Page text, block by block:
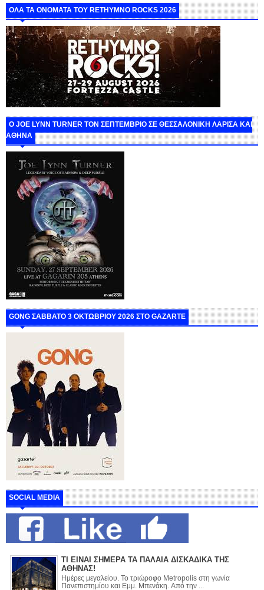
ΟΛΑ ΤΑ ΟΝΟΜΑΤΑ ΤΟΥ RETHYMNO ROCKS 2026
O JOE LYNN TURNER ΤΟΝ ΣΕΠΤΕΜΒΡΙΟ ΣΕ ΘΕΣΣΑΛΟΝΙΚΗ ΛΑΡΙΣΑ ΚΑΙ
ΑΘΗΝΑ
GONG ΣΑΒΒΑΤΟ 3 ΟΚΤΩΒΡΙΟΥ 2026 ΣΤΟ GAZARTE
SOCIAL MEDIA
ΤΙ ΕΙΝΑΙ ΣΗΜΕΡΑ ΤΑ ΠΑΛΑΙΑ ΔΙΣΚΑΔΙΚΑ ΤΗΣ
ΑΘΗΝΑΣ!
Ημέρες μεγαλείου. Το τριώροφο Metropolis στη γωνία
Πανεπιστημίου και Εμμ. Μπενάκη. Από την ...